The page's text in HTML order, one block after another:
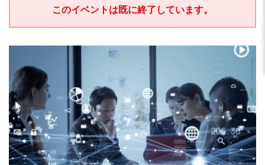
このイベントは既に終了しています。